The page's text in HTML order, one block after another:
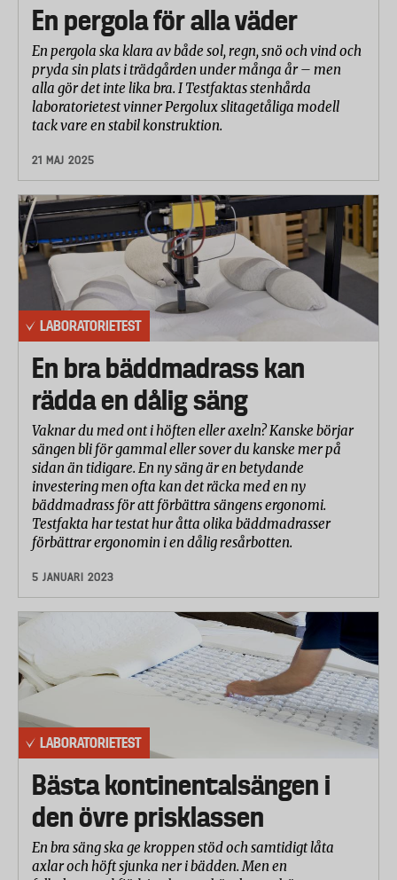
En pergola för alla väder
En pergola ska klara av både sol, regn, snö och vind och
pryda sin plats i trädgården under många år – men
alla gör det inte lika bra. I Testfaktas stenhårda
laboratorietest vinner Pergolux slitagetåliga modell
tack vare en stabil konstruktion.
21 MAJ 2025
LABORATORIETEST
En bra bäddmadrass kan
rädda en dålig säng
Vaknar du med ont i höften eller axeln? Kanske börjar
sängen bli för gammal eller sover du kanske mer på
sidan än tidigare. En ny säng är en betydande
investering men ofta kan det räcka med en ny
bäddmadrass för att förbättra sängens ergonomi.
Testfakta har testat hur åtta olika bäddmadrasser
förbättrar ergonomin i en dålig resårbotten.
5 JANUARI 2023
LABORATORIETEST
Bästa kontinentalsängen i
den övre prisklassen
En bra säng ska ge kroppen stöd och samtidigt låta
axlar och höft sjunka ner i bädden. Men en